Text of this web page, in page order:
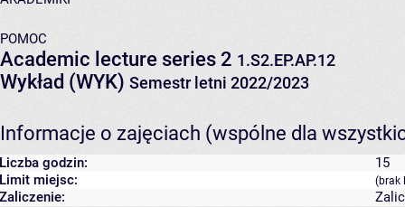
POMOC
Academic lecture series 2 1.S2.EP.AP.12
Wykład (WYK) Semestr letni 2022/2023
Informacje o zajęciach (wspólne dla
Liczba godzin:
15
Limit miejsc:
(brak
Zaliczenie: